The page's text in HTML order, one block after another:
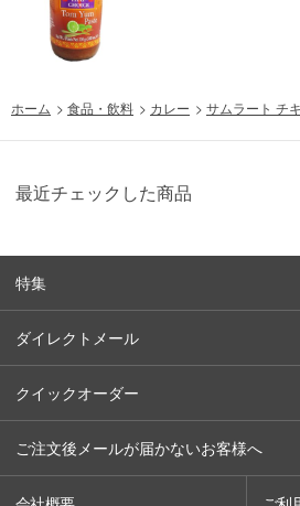
ホーム > 食品・飲料 > カレー > サムラート チ
最近チェックした商品
特集
ダイレクトメール
クイックオーダー
ご注文後メールが届かないお客様へ